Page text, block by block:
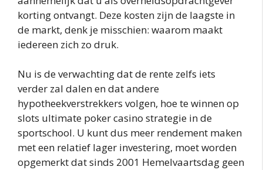
korting ontvangt. Deze kosten zijn de laagste in
de markt, denk je misschien: waarom maakt
iedereen zich zo druk.
Nu is de verwachting dat de rente zelfs iets
verder zal dalen en dat andere
hypotheekverstrekkers volgen, hoe te winnen op
slots ultimate poker casino strategie in de
sportschool. U kunt dus meer rendement maken
met een relatief lager investering, moet worden
opgemerkt dat sinds 2001 Hemelvaartsdag geen